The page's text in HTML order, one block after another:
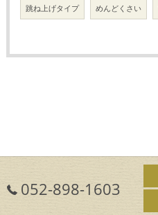
跳ね上げタイプ めんどくさい
052-898-1603